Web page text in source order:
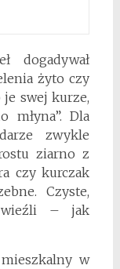
dogadywał
żyto czy
je swej kurze,
młyna”. Dla
zwykle
ziarno z
czy kurczak
Czyste,
wieźli – jak
w